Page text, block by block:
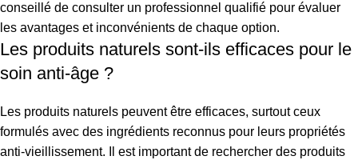
conseillé de consulter un professionnel qualifié pour évaluer
les avantages et inconvénients de chaque option.
Les produits naturels sont-ils efficaces pour le
soin anti-âge ?
Les produits naturels peuvent être efficaces, surtout ceux
formulés avec des ingrédients reconnus pour leurs propriétés
anti-vieillissement. Il est important de rechercher des produits